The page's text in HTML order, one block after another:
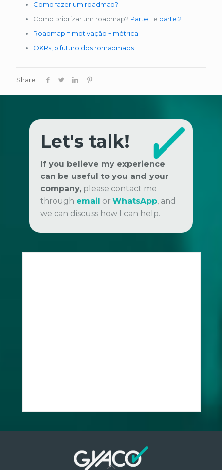
Como fazer um roadmap?
Como priorizar um roadmap? Parte 1 e parte 2
Roadmap = motivação + métrica
OKRs, o futuro dos romadmaps
Share
Let's talk!
If you believe my experience
can be useful to you and your
company, please contact me
through email or WhatsApp, and
we can discuss how I can help.